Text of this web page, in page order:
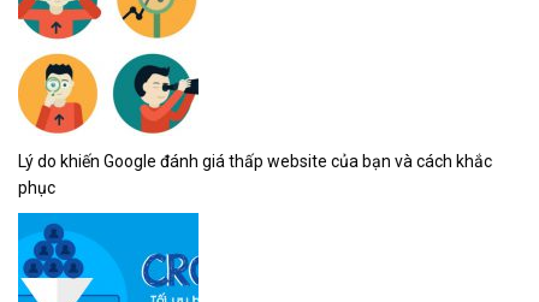
Lý do khiến Google đánh giá thấp website của bạn và cách khắc
phục